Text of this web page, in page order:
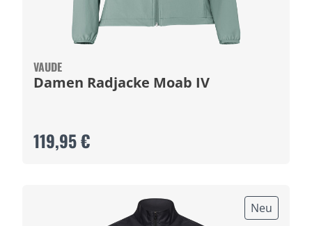
VAUDE
Damen Radjacke Moab IV
119,95 €
Neu